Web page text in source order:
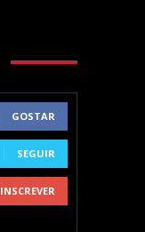
GOSTAR
SEGUIR
INSCREVER